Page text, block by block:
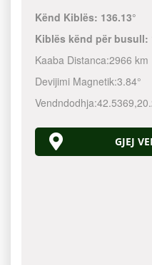
Kënd Kiblës: 136.13°
Kiblës kënd për busull:
Kaaba Distanca:2966 km
Devijimi Magnetik:3.84°
Vendndodhja:42.5369,
GJEJ